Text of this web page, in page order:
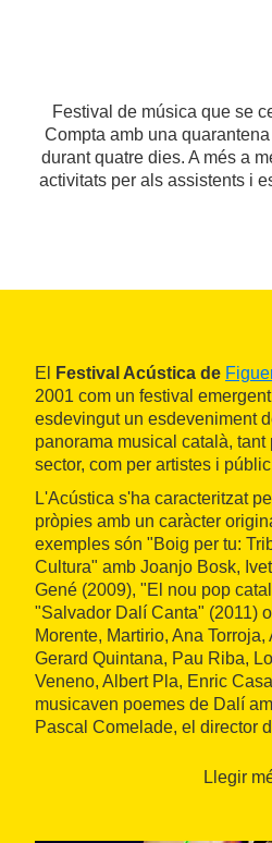
Festival de música que se
Compta amb una
durant quatre dies. A més a
activitats per als assistents i
El Festival Acústica de
2001 com un festival
esdevingut un esdeveniment
panorama musical català, tant
sector, com per artistes i
L'Acústica s'ha caracteritzat
pròpies amb un caràcter
exemples són "Boig per tu:
Cultura" amb Joanjo Bosk,
Gené (2009), "El nou pop
"Salvador Dalí Canta" (2011)
Morente, Martirio, Ana
Gerard Quintana, Pau Riba,
Veneno, Albert Pla, Enric
musicaven poemes de Dalí
Pascal Comelade, el director
Llegir